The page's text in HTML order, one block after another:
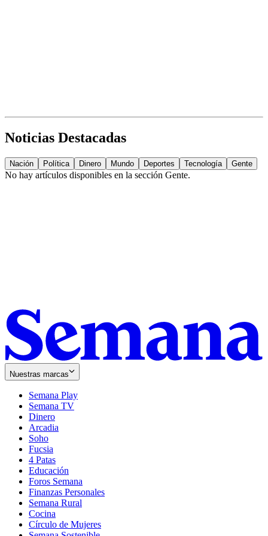
Noticias Destacadas
Nación Política Dinero Mundo Deportes Tecnología Gente
No hay artículos disponibles en la sección Gente.
Nuestras marcas
Semana Play
Semana TV
Dinero
Arcadia
Soho
in
new
window
Fucsia
in
new
window
4 Patas
Educación
Foros Semana
Finanzas Personales
Semana Rural
Cocina
Círculo de Mujeres